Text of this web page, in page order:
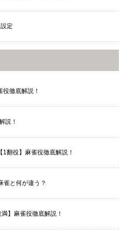
定
徹底解説！
説！
翻役】麻雀役徹底解説！
雀と何が違う？
】麻雀役徹底解説！